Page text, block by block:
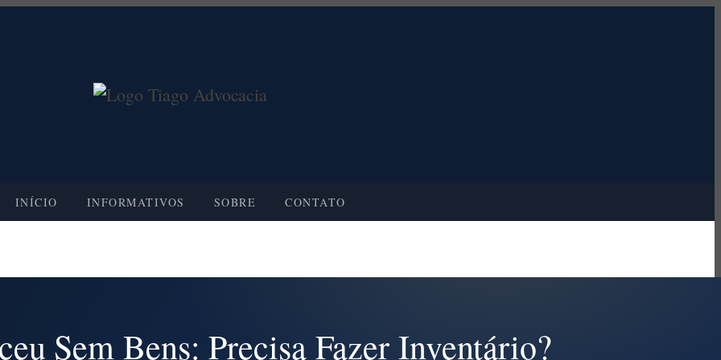
INÍCIO INFORMATIVOS SOBRE CONTATO
Sem Bens: Precisa Fazer Inventário?